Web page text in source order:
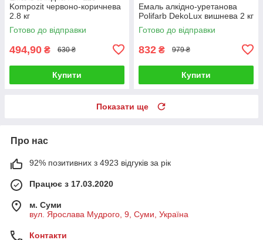
Kompozit червоно-коричнева
2.8 кг
Готово до відправки
494,90 ₴ 630 ₴
Купити
Емаль алкідно-уретанова
Polifarb DekoLux вишнева 2 кг
Готово до відправки
832 ₴ 979 ₴
Купити
Показати ще
Про нас
92% позитивних з 4923 відгуків за рік
Працює з 17.03.2020
м. Суми
вул. Ярослава Мудрого, 9, Суми, Україна
Контакти